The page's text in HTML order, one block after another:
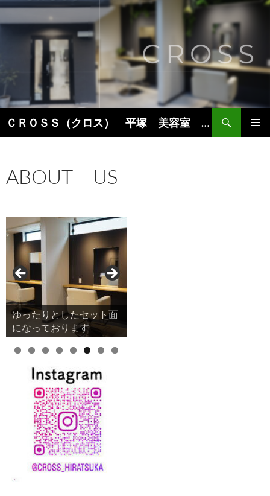
コ
ン
ス
キ
ッ
プ
ＣＲＯＳＳ（クロス） 平塚 美容室 美容院 ヘアサロン
索
ABOUT US
ゆったりとしたセット面
になっております